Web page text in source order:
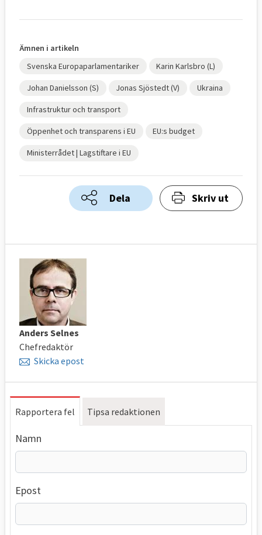
Ämnen i artikeln
Svenska Europaparlamentariker
Karin Karlsbro (L)
Johan Danielsson (S) Jonas Sjöstedt (V) Ukraina
Infrastruktur och transport
Öppenhet och transparens i EU EU:s budget
Ministerrådet | Lagstiftare i EU
Dela Skriv ut
Anders Selnes
Chefredaktör
Skicka epost
Rapportera fel Tipsa redaktionen
Namn
Epost